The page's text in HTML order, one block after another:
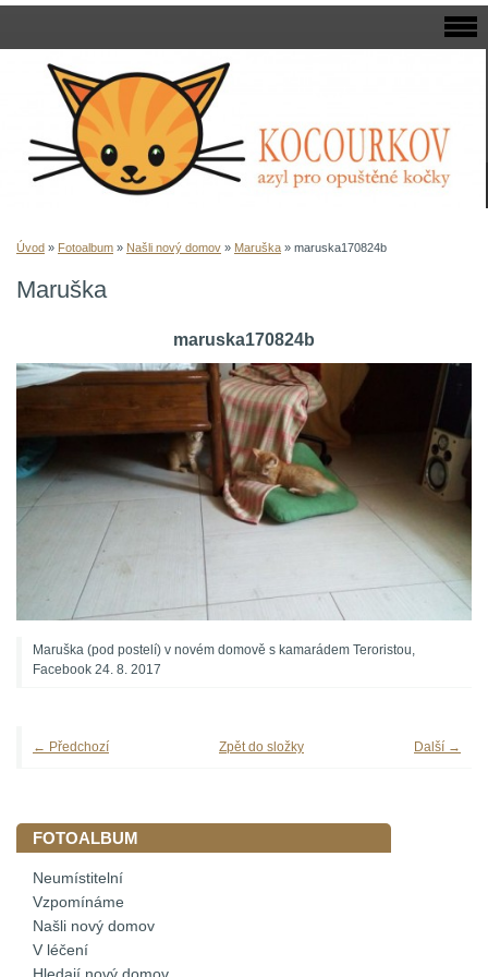
Úvod » Fotoalbum » Našli nový domov » Maruška » maruska170824b
Maruška
maruska170824b
Maruška (pod postelí) v novém domově s kamarádem Teroristou,
Facebook 24. 8. 2017
← Předchozí Další →
Zpět do složky
FOTOALBUM
Neumístitelní
Vzpomínáme
Našli nový domov
V léčení